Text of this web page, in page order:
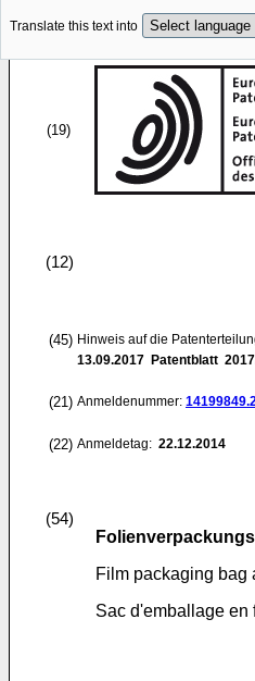
Translate this text into
(19)
(12)
(45) Hinweis auf die
13.09.2017 Patentblatt
(21) Anmeldenummer:
(22) Anmeldetag: 22.12.2014
(54)
Film packaging bag
Sac d'emballage en